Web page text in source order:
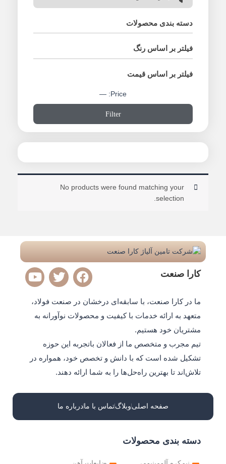
دسته بندی محصولات
فیلتر بر اساس رنگ
فیلتر بر اساس قیمت
Filter
Price:
—
No products were found matching your
selection.
کارا صنعت
F
a
e
b
o
k
T
w
t
t
r
Y
o
t
u
ما در کارا صنعت، با سابقه‌ای درخشان در صنعت فولاد،
متعهد به ارائه خدمات با کیفیت و محصولات نوآورانه به
مشتریان خود هستیم.
تیم مجرب و متخصص ما از فعالان باتجربه این حوزه
تشکیل شده است که با دانش و تخصص خود، همواره در
تلاش‌اند تا بهترین راه‌حل‌ها را به شما ارائه دهند.
صفحه اصلی وبلاگتماس با مادرباره ما
دسته بندی محصولات